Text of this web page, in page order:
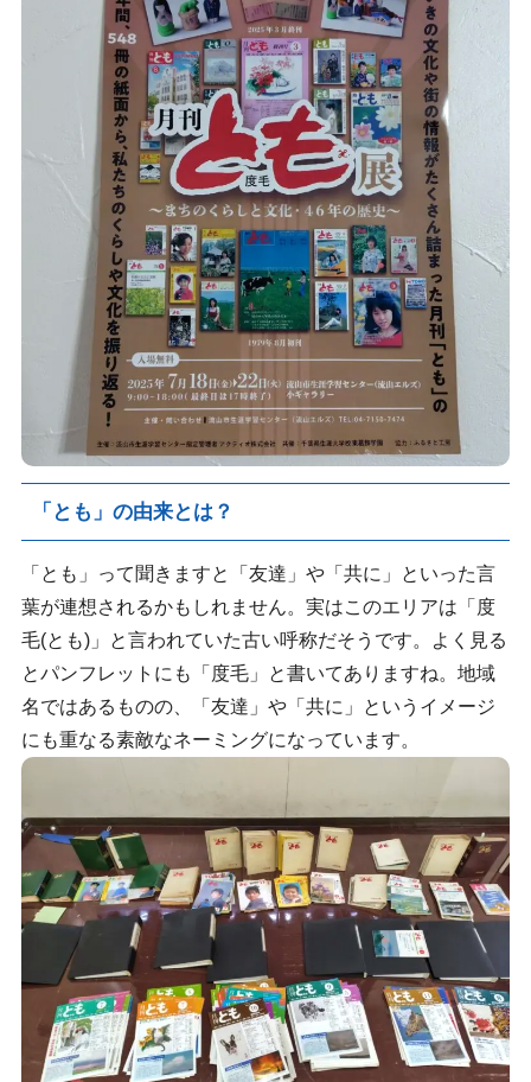
「とも」の由来とは？
「とも」って聞きますと「友達」や「共に」といった言
葉が連想されるかもしれません。実はこのエリアは「度
毛(とも)」と言われていた古い呼称だそうです。よく見る
とパンフレットにも「度毛」と書いてありますね。地域
名ではあるものの、「友達」や「共に」というイメージ
にも重なる素敵なネーミングになっています。